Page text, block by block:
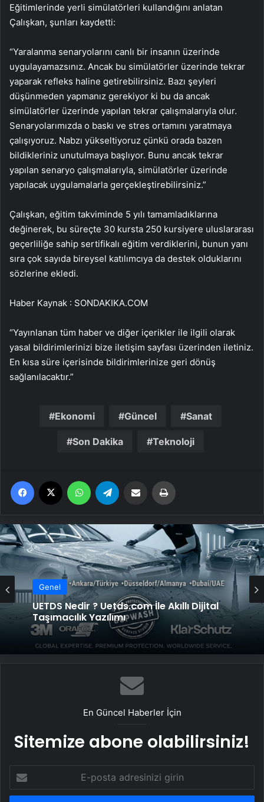
Eğitimlerinde yerli simülatörleri kullandığını anlatan
Çalışkan, şunları kaydetti:
“Yaralanma senaryolarını canlı bir insanın üzerinde
uygulayamazsınız. Ancak bu simülatörler üzerinde tekrar
yaparak refleks haline getirebilirsiniz. Bazı şeyleri
düşünmeden yapmanız gerekiyor ki bu da ancak
simülatörler üzerinde yapılan tekrar çalışmalarıyla olur.
Senaryolarımızda o baskı ve stres ortamını yaratmaya
çalışıyoruz. Nabzı yükseltiyoruz çünkü orada bazen
bildikleriniz unutulmaya başlıyor. Bunu ancak tekrar
yapılan senaryo çalışmalarıyla, simülatörler üzerinde
yapılacak uygulamalarla gerçekleştirebilirsiniz.”
Çalışkan, eğitim takviminde 5 yılı tamamladıklarına
değinerek, bu süreçte 30 kursta 250 kursiyere uluslararası
geçerliliğe sahip sertifikalı eğitim verdiklerini, bunun yanı
sıra çok sayıda bireysel katılımcıya da destek olduklarını
sözlerine ekledi.
Haber Kaynak : SONDAKIKA.COM
“Yayınlanan tüm haber ve diğer içerikler ile ilgili olarak
yasal bildirimlerinizi bize iletişim sayfası üzerinden iletiniz.
En kısa süre içerisinde bildirimlerinize geri dönüş
sağlanılacaktır.”
Ekonomi Güncel Sanat
Son Dakika Teknoloji
Facebook WhatsApp Email'den paylaş
Genel
UETDS Nedir ? Uetds.com İle Akıllı Dijital
Taşımacılık Yazılımı
Genel
Lastiksanayi.com: 2026 Mobil Kompresör
Seçim Rehberi ve Verimlilik Analizi
En Güncel Haberler İçin
Sitemize abone olabilirsiniz!
posta
adresinizi